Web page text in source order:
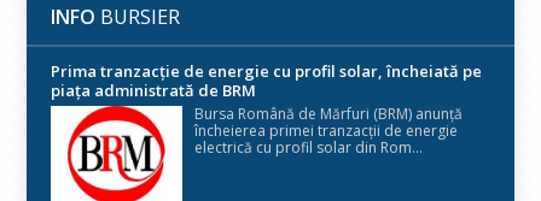
INFO BURSIER
Prima tranzacție de energie cu profil solar, încheiată pe
piața administrată de BRM
Bursa Română de Mărfuri (BRM) anunță
încheierea primei tranzacții de energie
electrică cu profil solar din Rom...